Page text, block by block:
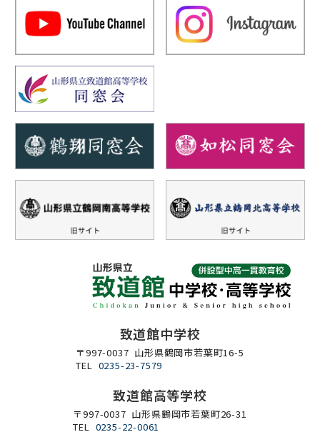
致道館中学校
〒997-0037 山形県鶴岡市若葉町16-5
TEL 0235-23-7579
致道館高等学校
〒997-0037 山形県鶴岡市若葉町26-31
TEL 0235-22-0061